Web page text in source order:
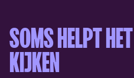
SOMS HELPT
KIJKEN